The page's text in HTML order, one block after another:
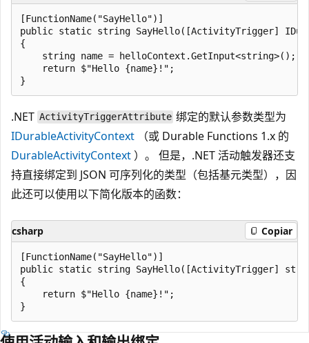
[FunctionName("SayHello")]
public static string SayHello([ActivityTrigger]
{
    string name = helloContext.GetInput<string>();
    return $"Hello {name}!";
.NET ActivityTriggerAttribute 绑定的默认参数类型为
IDurableActivityContext （或 Durable Functions 1.x 的
DurableActivityContext ）。 但是，.NET 活动触发器还支
持直接绑定到 JSON 可序列化的类型（包括基元类型），因
此还可以使用以下简化版本的函数：
csharp Copiar
[FunctionName("SayHello")]
public static string SayHello([ActivityTrigger]
{
    return $"Hello {name}!";